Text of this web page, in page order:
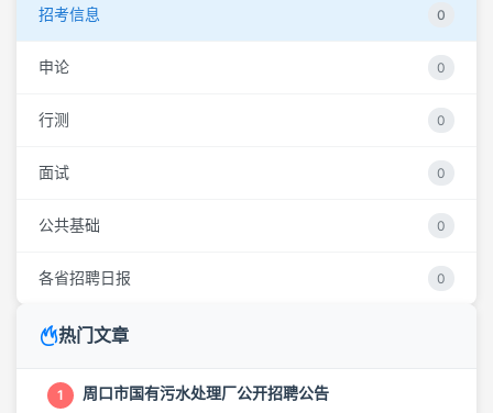
招考信息 0
申论 0
行测 0
面试 0
公共基础 0
各省招聘日报 0
热门文章
1 周口市国有污水处理厂公开招聘公告